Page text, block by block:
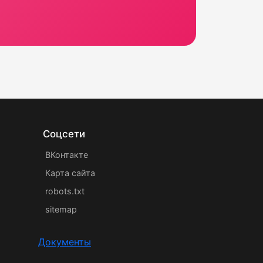
Соцсети
ВКонтакте
Карта сайта
robots.txt
sitemap
Документы